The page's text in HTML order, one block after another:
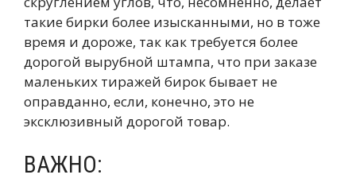
такие бирки более изысканными, но в тоже
время и дороже, так как требуется более
дорогой вырубной штампа, что при заказе
маленьких тиражей бирок бывает не
оправданно, если, конечно, это не
эксклюзивный дорогой товар.
ВАЖНО: